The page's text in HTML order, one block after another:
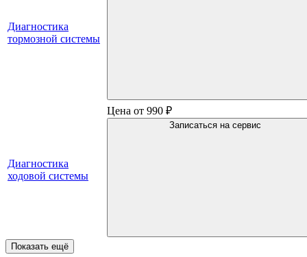
Диагностика
тормозной системы
Диагностика
ходовой системы
Цена от 990 ₽
Записаться на сервис
Показать ещё